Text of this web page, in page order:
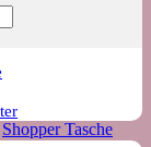
Shopper Tasche